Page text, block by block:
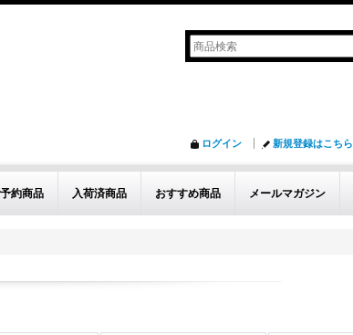
ログイン 新規登録はこちら
約商品 入荷済商品 おすすめ商品 メールマガジン